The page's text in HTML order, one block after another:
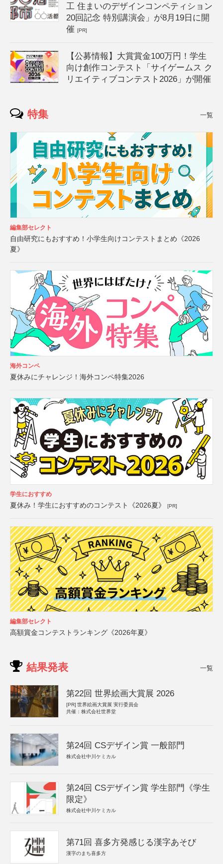
工 住まいのデザインコンペティション
20回記念 特別講演会」が8月19日に開
催[PR]
【公募情報】大賞賞金100万円！学生
向け創作コンテスト「サイゲームス ク
リエイティブコンテスト2026」が開催
特集 一覧
編集部セレクト
自由研究にもおすすめ！小学生向けコンテストまとめ《2026
夏》
海外コンペ
夏休みにチャレンジ！海外コンペ特集2026
学生におすすめ
夏休み！学生におすすめのコンテスト《2026夏》 [PR]
編集部セレクト
高額賞金コンテストランキング《2026年夏》
結果発表 一覧
第22回 世界絵画大賞展 2026
[PR] 世界絵画大賞展 実行委員会
共催：株式会社世界堂
第24回 CSデザイン賞 一般部門
株式会社中川ケミカル
第24回 CSデザイン賞 学生部門《学生
限定》
株式会社中川ケミカル
第71回 喜多方発感じる漢字あそび
漢字のまち喜多方